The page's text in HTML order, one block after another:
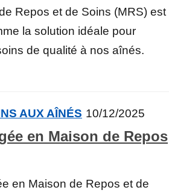
Repos et de Soins (MRS) est
la solution idéale pour
de qualité à nos aînés.
AUX AÎNÉS 10/12/2025
en Maison de Repos
en Maison de Repos et de